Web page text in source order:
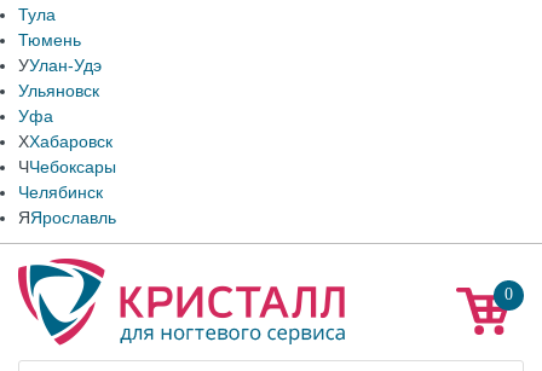
Тула
Тюмень
УУлан-Удэ
Ульяновск
Уфа
ХХабаровск
ЧЧебоксары
Челябинск
ЯЯрославль
0